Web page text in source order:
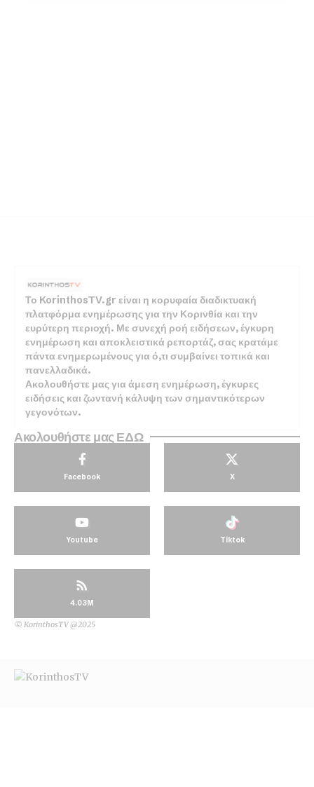
Το KorinthosTV.gr είναι η κορυφαία διαδικτυακή
πλατφόρμα ενημέρωσης για την Κορινθία και την
ευρύτερη περιοχή. Με συνεχή ροή ειδήσεων, έγκυρη
ενημέρωση και αποκλειστικά ρεπορτάζ, σας κρατάμε
πάντα ενημερωμένους για ό,τι συμβαίνει τοπικά και
πανελλαδικά.
Ακολουθήστε μας για άμεση ενημέρωση, έγκυρες
ειδήσεις και ζωντανή κάλυψη των σημαντικότερων
γεγονότων.
Ακολουθήστε μας ΕΔΩ
Facebook X
Youtube Tiktok
4.03M
© KorinthosTV @2025